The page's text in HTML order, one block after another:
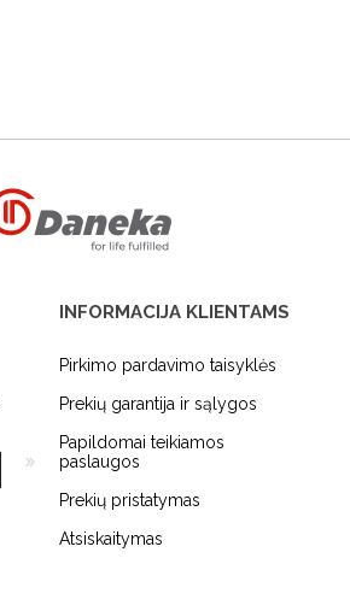
INFORMACIJA KLIENTAMS
Pirkimo pardavimo taisyklės
Prekių garantija ir sąlygos
Papildomai teikiamos
paslaugos
Prekių pristatymas
Atsiskaitymas